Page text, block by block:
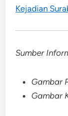
Kejadian
Sumber
Gambar
Gambar